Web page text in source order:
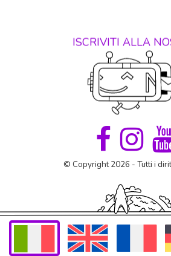
ISCRIVITI ALLA
© Copyright 2026 - Tutti i